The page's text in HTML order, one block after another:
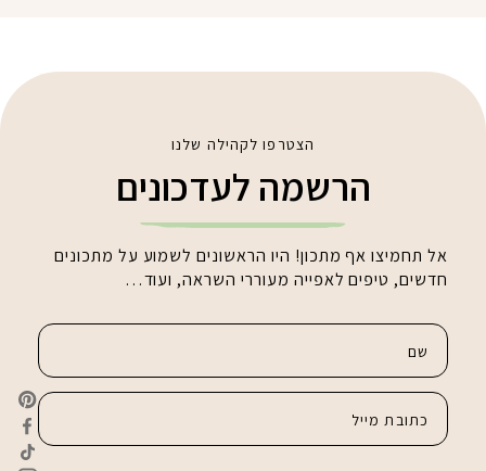
הצטרפו לקהילה שלנו
הרשמה לעדכונים
אל תחמיצו אף מתכון! היו הראשונים לשמוע על מתכונים
חדשים, טיפים לאפייה מעוררי השראה, ועוד…